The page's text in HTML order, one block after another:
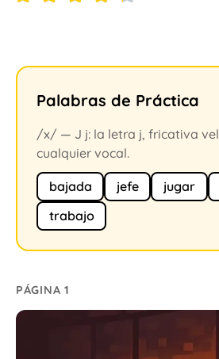
Palabras de Práctica
/x/ — J j: la letra j, fricativa
cualquier vocal.
bajada jefe jugar
trabajo
PÁGINA 1